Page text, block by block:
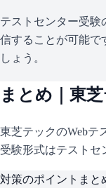
テストセンター受験
信することが可能で
しょう。
まとめ｜ 東
東芝テックのWebテ
受験形式はテストセ
対策のポイントまと